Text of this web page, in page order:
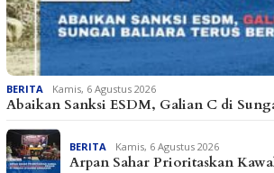
BERITA Kamis, 6 Agustus 2026
Abaikan Sanksi ESDM, Galian C di
BERITA Kamis, 6 Agustus 2026
Arpan Sahar Prioritaskan